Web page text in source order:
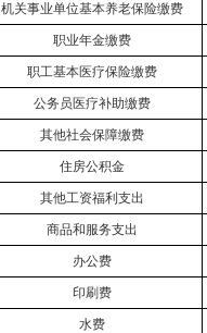
机关事业单位基本养老保险缴费
职业年金缴费
职工基本医疗保险缴费
公务员医疗补助缴费
其他社会保障缴费
住房公积金
其他工资福利支出
商品和服务支出
办公费
印刷费
水费